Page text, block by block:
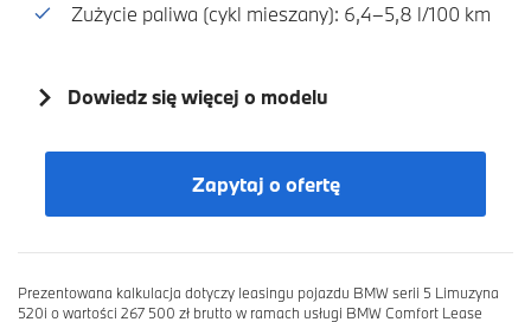
Zużycie paliwa (cykl mieszany): 6,4–5,8 l/100 km
Dowiedz się więcej o modelu
Zapytaj o ofertę
Prezentowana kalkulacja dotyczy leasingu pojazdu BMW serii 5 Limuzyna
520i o wartości 267 500 zł brutto w ramach usługi BMW Comfort Lease